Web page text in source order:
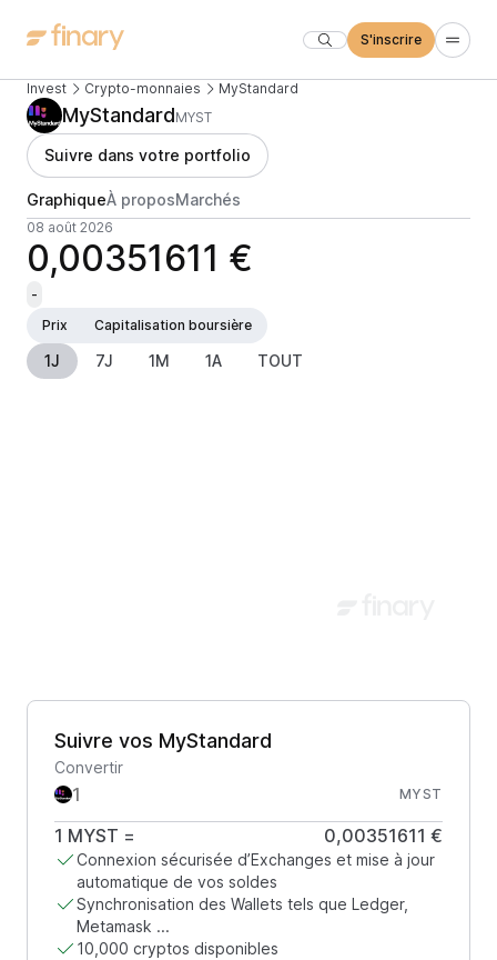
S'inscrire
Invest Crypto-monnaies MyStandard
MyStandardMYST
Suivre dans votre portfolio
GraphiqueÀ proposMarchés
08 août 2026
0,00351611 €
-
Prix
Capitalisation boursière
1J 7J 1M 1A TOUT
Suivre vos MyStandard
Convertir
MYST
1 MYST = 0,00351611 €
Connexion sécurisée d’Exchanges et mise à jour
automatique de vos soldes
Synchronisation des Wallets tels que Ledger,
Metamask ...
10,000 cryptos disponibles